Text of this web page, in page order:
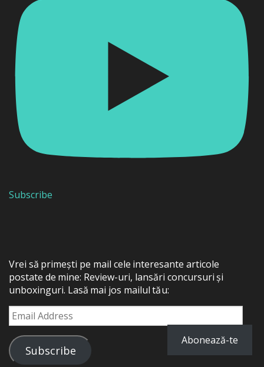
Subscribe
Vrei să primești pe mail cele interesante articole
postate de mine: Review-uri, lansări concursuri și
unboxinguri. Lasă mai jos mailul tău:
Email
Address
Subscribe
Abonează-te